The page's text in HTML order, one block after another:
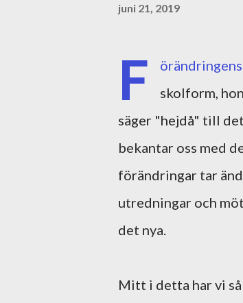
juni 21, 2019
F
skolform,
säger "hejdå" till
bekantar oss med
förändringar tar
utredningar och
det nya.
Mitt i detta har vi